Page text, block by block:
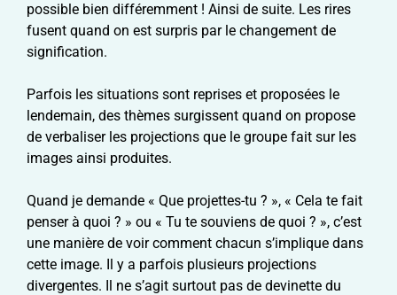
possible bien différemment ! Ainsi de suite. Les rires
fusent quand on est surpris par le changement de
signification.
Parfois les situations sont reprises et proposées le
lendemain, des thèmes surgissent quand on propose
de verbaliser les projections que le groupe fait sur les
images ainsi produites.
Quand je demande « Que projettes-tu ? », « Cela te fait
penser à quoi ? » ou « Tu te souviens de quoi ? », c’est
une manière de voir comment chacun s’implique dans
cette image. Il y a parfois plusieurs projections
divergentes. Il ne s’agit surtout pas de devinette du